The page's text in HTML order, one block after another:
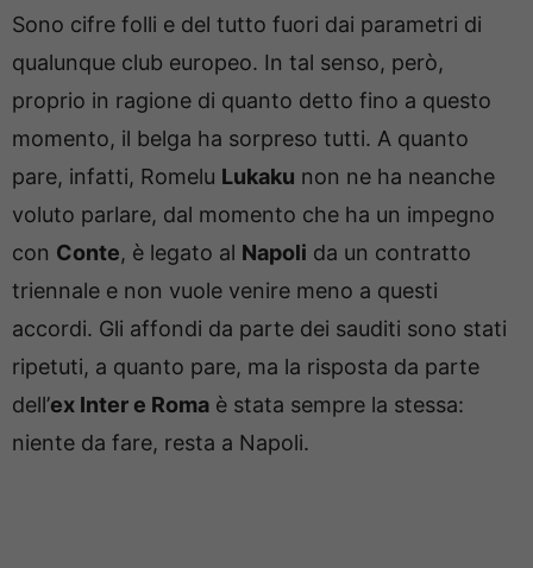
Sono cifre folli e del tutto fuori dai parametri di
qualunque club europeo. In tal senso, però,
proprio in ragione di quanto detto fino a questo
momento, il belga ha sorpreso tutti. A quanto
pare, infatti, Romelu Lukaku non ne ha neanche
voluto parlare, dal momento che ha un impegno
con Conte, è legato al Napoli da un contratto
triennale e non vuole venire meno a questi
accordi. Gli affondi da parte dei sauditi sono stati
ripetuti, a quanto pare, ma la risposta da parte
dell’ex Inter e Roma è stata sempre la stessa:
niente da fare, resta a Napoli.